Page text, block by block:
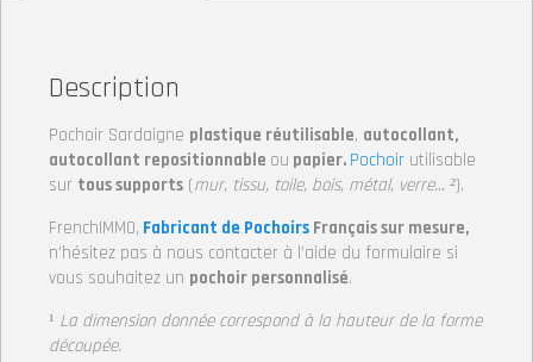
Description
Pochoir Sardaigne plastique réutilisable, autocollant,
autocollant repositionnable ou papier. Pochoir utilisable
sur tous supports (mur, tissu, toile, bois, métal, verre… ²).
FrenchIMMO, Fabricant de Pochoirs Français sur mesure,
n’hésitez pas à nous contacter à l’aide du formulaire si
vous souhaitez un pochoir personnalisé.
¹ La dimension donnée correspond à la hauteur de la forme
découpée.